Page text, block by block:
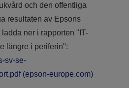
och den offentliga
resultaten av Epsons
ner i rapporten "IT-
längre i periferin":
sv-se-
(epson-europe.com)